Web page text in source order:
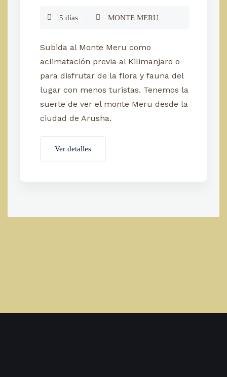
5 días MONTE MERU
Subida al Monte Meru como
aclimatación previa al Kilimanjaro o
para disfrutar de la flora y fauna del
lugar con menos turistas. Tenemos la
suerte de ver el monte Meru desde la
ciudad de Arusha.
Ver detalles